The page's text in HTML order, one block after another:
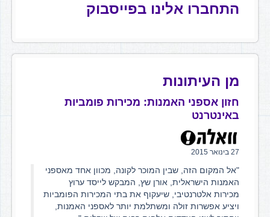
התחברו אלינו בפייסבוק
מן העיתונות
חזון אספני האמנות: מכירות פומביות
באינטרנט
27 בינואר 2015
"אל המקום הזה, שבין המוכר לקונה, מכוון אחד מאספני
האמנות הישראלית, אורן שץ, המבקש לייסד ערוץ
מכירות אלטרנטיבי, שיעקוף את בתי המכירות הפומביות
ויציע אפשרות זולה ומשתלמת יותר לאספני האמנות,